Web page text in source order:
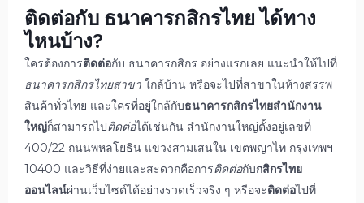
ติดต่อกับ ธนาคารกสิกรไทย ได้ทาง
ไหนบ้าง?
ใครต้องการติดต่อกับ ธนาคารกสิกร อย่างแรกเลย แนะนำให้ไปที่
ธนาคารกสิกรไทยสาขา ใกล้บ้าน หรือจะไปที่สาขาในห้างสรรพ
สินค้าทั่วไทย และใครที่อยู่ใกล้กับธนาคารกสิกรไทยสำนักงาน
ใหญ่ก็สามารถไปติดต่อได้เช่นกัน สำนักงานใหญ่ตั้งอยู่เลขที่
400/22 ถนนพหลโยธิน แขวงสามเสนใน เขตพญาไท กรุงเทพฯ
10400 และวิธีที่ง่ายและสะดวกคือการติดต่อกับกสิกรไทย
ออนไลน์ผ่านเว็บไซต์ได้อย่างรวดเร็วจริง ๆ หรือจะติดต่อไปที่